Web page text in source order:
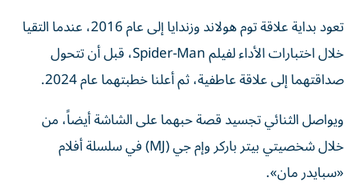
تعود بداية علاقة توم هولاند وزندايا إلى عام 2016، عندما التقيا
خلال اختبارات الأداء لفيلم Spider-Man، قبل أن تتحول
صداقتهما إلى علاقة عاطفية، ثم أعلنا خطبتهما عام 2024.
ويواصل الثنائي تجسيد قصة حبهما على الشاشة أيضاً، من
خلال شخصيتي بيتر باركر وإم جي (MJ) في سلسلة أفلام
«سبايدر مان».